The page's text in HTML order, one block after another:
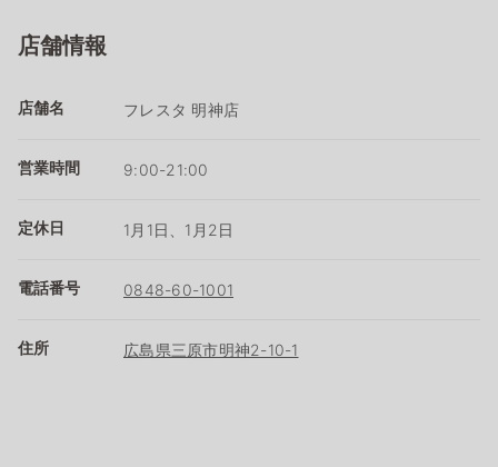
店舗情報
店舗名 フレスタ 明神店
営業時間 9:00-21:00
定休日 1月1日、1月2日
電話番号 0848-60-1001
住所 広島県三原市明神2-10-1